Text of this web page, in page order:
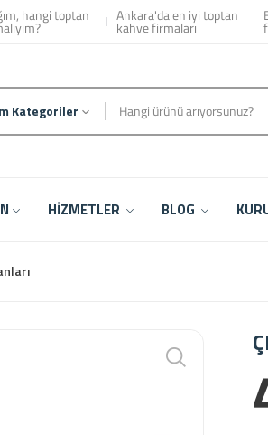
&
hangi toptan Ankara'da en iyi toptan
kahve firmaları
Kategoriler
HİZMETLER BLOG